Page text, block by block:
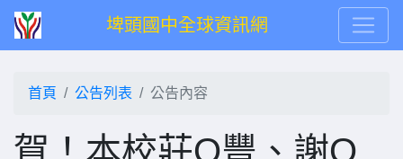
埤頭國中全球資訊網
首頁 公告列表 公告內容
賀！本校莊O豐、謝O